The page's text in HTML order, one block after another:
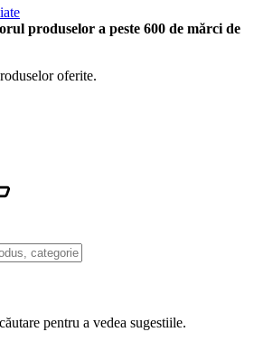
produselor a peste 600 de mărci de
oferite.
pentru a vedea sugestiile.